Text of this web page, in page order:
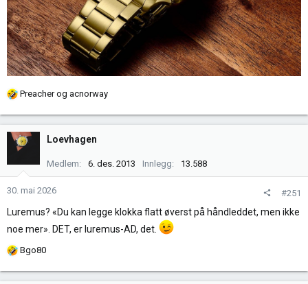
R
k
s
n
r
:
Preacherog acnorway
Loevhagen
Medlem 6. des. 2013 Innlegg 13.588
30. mai 2026 #251
Luremus? «Du kan legge klokka flatt øverst på håndleddet, men ikke
noe mer». DET, er luremus-AD, det.
R
Bgo80